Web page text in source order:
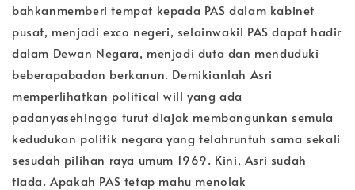
bahkanmemberi tempat kepada PAS dalam kabinet
pusat, menjadi exco negeri, selainwakil PAS dapat hadir
dalam Dewan Negara, menjadi duta dan menduduki
beberapabadan berkanun. Demikianlah Asri
memperlihatkan political will yang ada
padanyasehingga turut diajak membangunkan semula
kedudukan politik negara yang telahruntuh sama sekali
sesudah pilihan raya umum 1969. Kini, Asri sudah
tiada. Apakah PAS tetap mahu menolak